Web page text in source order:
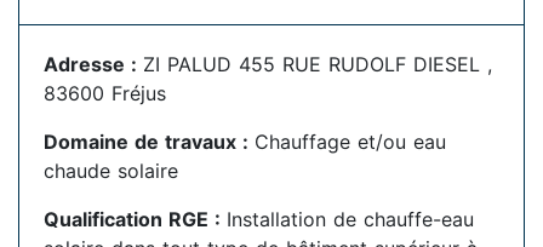
Adresse : ZI PALUD 455 RUE RUDOLF DIESEL ,
83600 Fréjus
Domaine de travaux : Chauffage et/ou eau
chaude solaire
Qualification RGE : Installation de chauffe-eau